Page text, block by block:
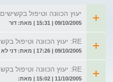
יעוץ הכוונה וטיפול בקשישים
09/10/2005 | 15:31 | מאת: דור
RE: יעוץ הכוונה וטיפול בקשישים
09/10/2005 | 17:26 | מאת: דני לא רופא ולא מטפל
RE: יעוץ הכוונה וטיפול בקשישים
11/10/2005 | 15:02 | מאת: